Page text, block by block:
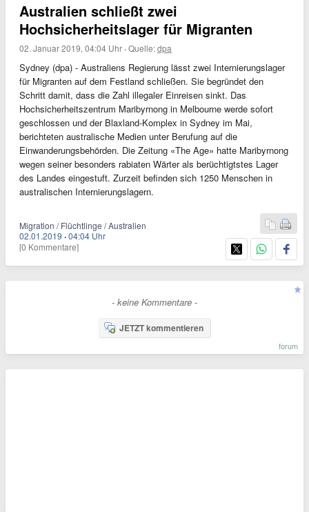
Australien schließt zwei
Hochsicherheitslager für Migranten
02. Januar 2019, 04:04 Uhr ·Quelle:dpa
Sydney (dpa) - Australiens Regierung lässt zwei Internierungslager
für Migranten auf dem Festland schließen. Sie begründet den
Schritt damit, dass die Zahl illegaler Einreisen sinkt. Das
Hochsicherheitszentrum Maribyrnong in Melbourne werde sofort
geschlossen und der Blaxland-Komplex in Sydney im Mai,
berichteten australische Medien unter Berufung auf die
Einwanderungsbehörden. Die Zeitung «The Age» hatte Maribyrnong
wegen seiner besonders rabiaten Wärter als berüchtigtstes Lager
des Landes eingestuft. Zurzeit befinden sich 1250 Menschen in
australischen Internierungslagern.
Migration / Flüchtlinge / Australien
02.01.2019 ·04:04 Uhr
[0 Kommentare]
- keine Kommentare -
JETZT kommentieren
forum